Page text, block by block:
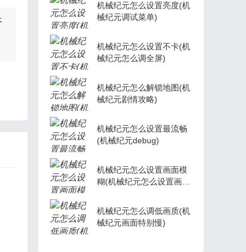
机械纪元怎么设置亮度(机
械纪元调试菜单)
机械纪元怎么设置不卡(机
械纪元怎么调全屏)
机械纪元怎么解锁地图(机
械纪元剧情攻略)
机械纪元怎么设置最流畅
(机械纪元debug)
机械纪元怎么设置画面模
糊(机械纪元怎么设置画面
机械纪元怎么调低画质(机
械纪元画面特别慢)